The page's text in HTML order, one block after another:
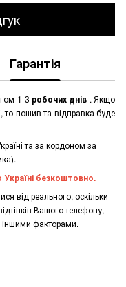
Гарантія
1-3 робочих днів . Якщо
то пошив та відправка буде
та за кордоном за
Україні безкоштовно.
від реального, оскільки
Вашого телефону,
факторами.